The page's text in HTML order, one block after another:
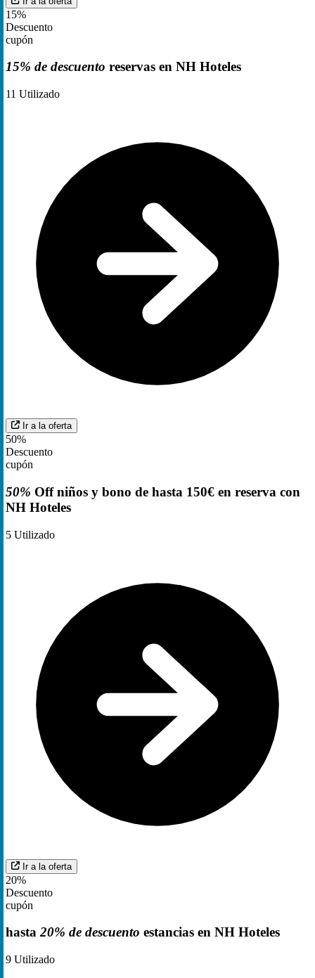
15%
Descuento
cupón
15% de descuento reservas en NH Hoteles
11 Utilizado
Ir a la oferta
50%
Descuento
cupón
50% Off niños y bono de hasta 150€ en reserva con
NH Hoteles
5 Utilizado
Ir a la oferta
20%
Descuento
cupón
hasta20% de descuento estancias en NH Hoteles
9 Utilizado